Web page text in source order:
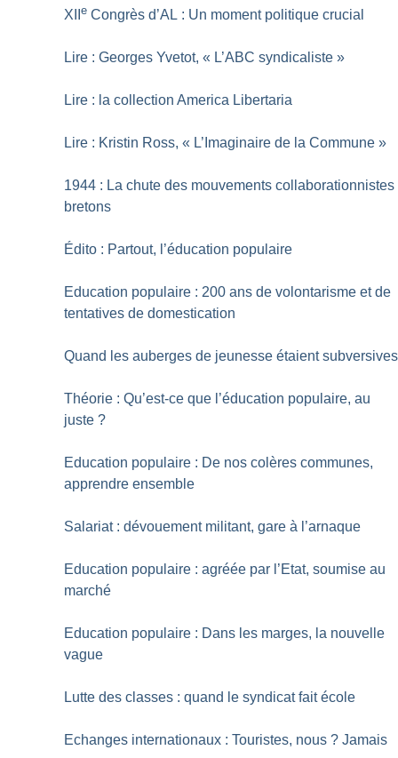
XIIe Congrès d’AL : Un moment politique crucial
Lire : Georges Yvetot, « L’ABC syndicaliste »
Lire : la collection America Libertaria
Lire : Kristin Ross, « L’Imaginaire de la Commune »
1944 : La chute des mouvements collaborationnistes
bretons
Édito : Partout, l’éducation populaire
Education populaire : 200 ans de volontarisme et de
tentatives de domestication
Quand les auberges de jeunesse étaient subversives
Théorie : Qu’est-ce que l’éducation populaire, au
juste ?
Education populaire : De nos colères communes,
apprendre ensemble
Salariat : dévouement militant, gare à l’arnaque
Education populaire : agréée par l’Etat, soumise au
marché
Education populaire : Dans les marges, la nouvelle
vague
Lutte des classes : quand le syndicat fait école
Echanges internationaux : Touristes, nous ? Jamais